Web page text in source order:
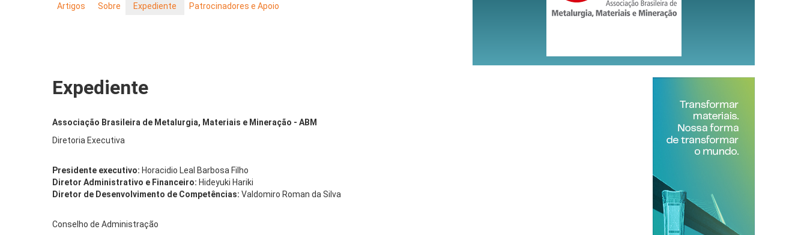
Artigos Sobre Expediente Patrocinadores e Apoio
Expediente
Associação Brasileira de Metalurgia, Materiais e Mineração - ABM
Diretoria Executiva
Presidente executivo: Horacidio Leal Barbosa Filho
Diretor Administrativo e Financeiro: Hideyuki Hariki
Diretor de Desenvolvimento de Competências: Valdomiro Roman da Silva
Conselho de Administração